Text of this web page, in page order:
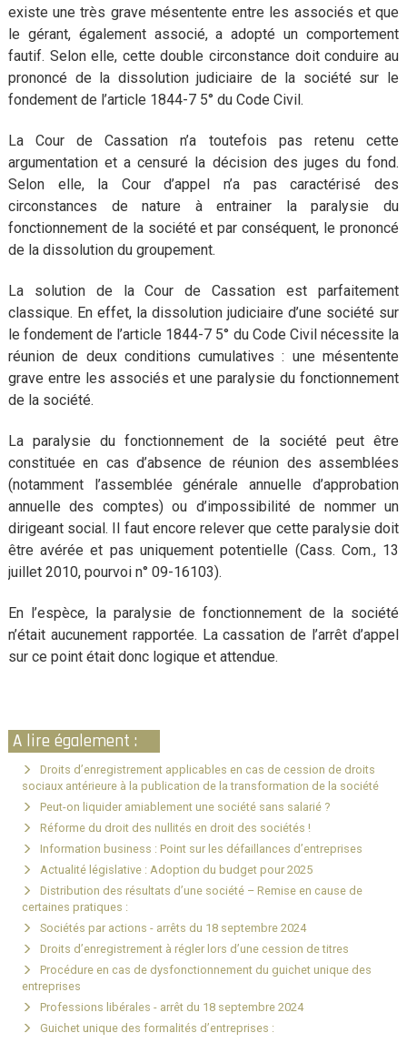
existe une très grave mésentente entre les associés et que
le gérant, également associé, a adopté un comportement
fautif. Selon elle, cette double circonstance doit conduire au
prononcé de la dissolution judiciaire de la société sur le
fondement de l’article 1844-7 5° du Code Civil.
La Cour de Cassation n’a toutefois pas retenu cette
argumentation et a censuré la décision des juges du fond.
Selon elle, la Cour d’appel n’a pas caractérisé des
circonstances de nature à entrainer la paralysie du
fonctionnement de la société et par conséquent, le prononcé
de la dissolution du groupement.
La solution de la Cour de Cassation est parfaitement
classique. En effet, la dissolution judiciaire d’une société sur
le fondement de l’article 1844-7 5° du Code Civil nécessite la
réunion de deux conditions cumulatives : une mésentente
grave entre les associés et une paralysie du fonctionnement
de la société.
La paralysie du fonctionnement de la société peut être
constituée en cas d’absence de réunion des assemblées
(notamment l’assemblée générale annuelle d’approbation
annuelle des comptes) ou d’impossibilité de nommer un
dirigeant social. Il faut encore relever que cette paralysie doit
être avérée et pas uniquement potentielle (Cass. Com., 13
juillet 2010, pourvoi n° 09-16103).
En l’espèce, la paralysie de fonctionnement de la société
n’était aucunement rapportée. La cassation de l’arrêt d’appel
sur ce point était donc logique et attendue.
A lire également :
Droits d’enregistrement applicables en cas de cession de droits
sociaux antérieure à la publication de la transformation de la société
Peut-on liquider amiablement une société sans salarié ?
Réforme du droit des nullités en droit des sociétés !
Information business : Point sur les défaillances d’entreprises
Actualité législative : Adoption du budget pour 2025
Distribution des résultats d’une société – Remise en cause de
certaines pratiques :
Sociétés par actions - arrêts du 18 septembre 2024
Droits d’enregistrement à régler lors d’une cession de titres
Procédure en cas de dysfonctionnement du guichet unique des
entreprises
Professions libérales - arrêt du 18 septembre 2024
Guichet unique des formalités d’entreprises :